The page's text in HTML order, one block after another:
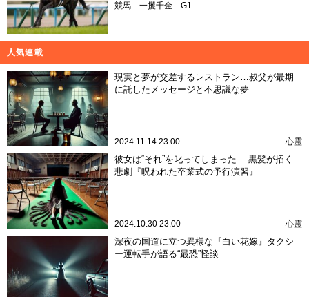
競馬 一攫千金 G1
人気連載
現実と夢が交差するレストラン…叔父が最期
に託したメッセージと不思議な夢
2024.11.14 23:00 心霊
彼女は“それ”を叱ってしまった… 黒髪が招く
悲劇『呪われた卒業式の予行演習』
2024.10.30 23:00 心霊
深夜の国道に立つ異様な『白い花嫁』タクシ
ー運転手が語る“最恐”怪談